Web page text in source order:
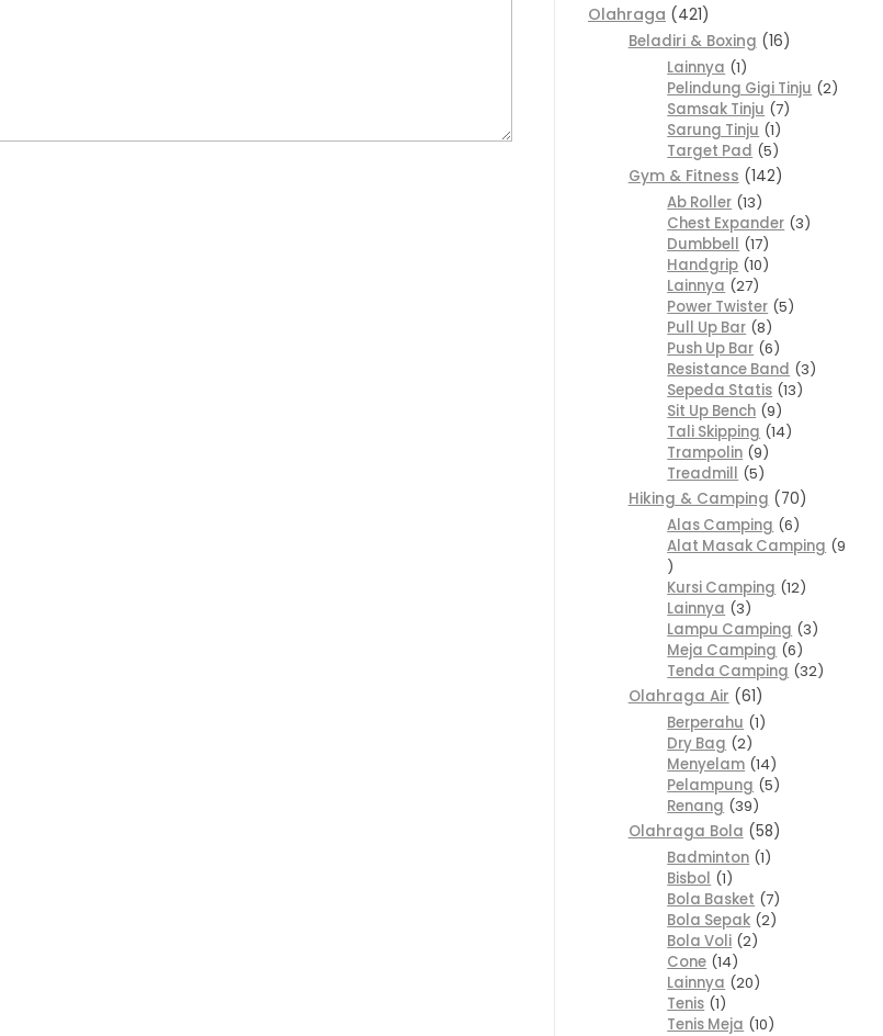
Olahraga 421
Beladiri & Boxing
16
Lainnya 1
Pelindung Gigi Tinju 2
Samsak Tinju 7
Sarung Tinju 1
Target Pad 5
Gym & Fitness
142
Ab Roller 13
Chest Expander 3
Dumbbell 17
Handgrip 10
Lainnya 27
Power Twister 5
Pull Up Bar 8
Push Up Bar 6
Resistance Band 3
Sepeda Statis 13
Sit Up Bench 9
Tali Skipping 14
Trampolin 9
Treadmill 5
Hiking & Camping
70
Alas Camping 6
Alat Masak Camping 9
Kursi Camping 12
Lainnya 3
Lampu Camping 3
Meja Camping 6
Tenda Camping 32
Olahraga Air
61
Berperahu 1
Dry Bag 2
Menyelam 14
Pelampung 5
Renang 39
Olahraga Bola
58
Badminton 1
Bisbol 1
Bola Basket 7
Bola Sepak 2
Bola Voli 2
Cone 14
Lainnya 20
Tenis 1
Tenis Meja 10